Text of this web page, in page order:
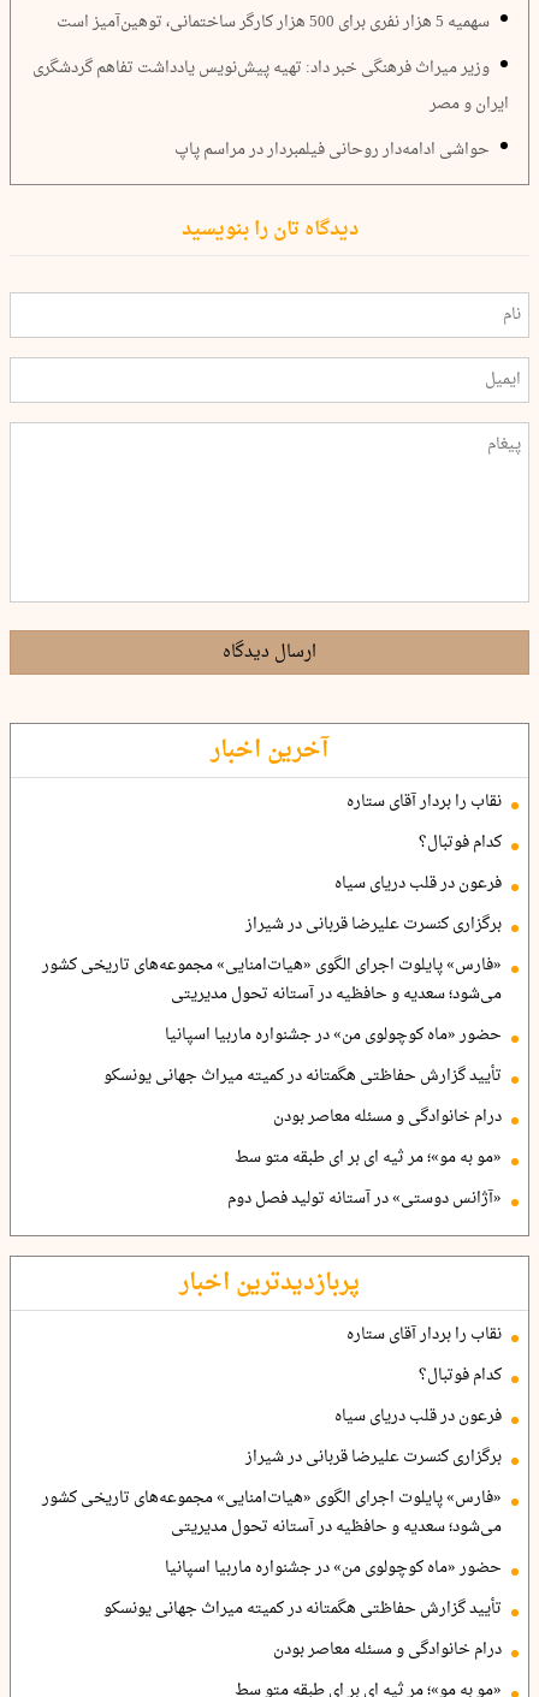
سهمیه 5 هزار نفری برای 500 هزار کارگر ساختمانی، توهین‌آمیز است
وزیر میراث‌ فرهنگی خبر داد: تهیه پیش‌نویس یادداشت تفاهم گردشگری
ایران و مصر
حواشی ادامه‌دار روحانی فیلمبردار در مراسم پاپ
دیدگاه تان را بنویسید
ارسال دیدگاه
آخرین اخبار
نقاب را بردار آقای ستاره
کدام فوتبال؟
فرعون در قلب دریای سیاه
برگزاری کنسرت علیرضا قربانی در شیراز
«فارس» پایلوت اجرای الگوی «هیات‌امنایی» مجموعه‌های تاریخی کشور
می‌شود؛ سعدیه و حافظیه در آستانه تحول مدیریتی
حضور «ماه کوچولوی من» در جشنواره ماربیا اسپانیا
تأیید گزارش حفاظتی هگمتانه در کمیته میراث جهانی یونسکو
درام خانوادگی و مسئله معاصر بودن
«مو به مو»؛ مر ثیه ای بر ای طبقه متو سط
«آژانس دوستی» در آستانه تولید فصل دوم
پربازدیدترین اخبار
نقاب را بردار آقای ستاره
کدام فوتبال؟
فرعون در قلب دریای سیاه
برگزاری کنسرت علیرضا قربانی در شیراز
«فارس» پایلوت اجرای الگوی «هیات‌امنایی» مجموعه‌های تاریخی کشور
می‌شود؛ سعدیه و حافظیه در آستانه تحول مدیریتی
حضور «ماه کوچولوی من» در جشنواره ماربیا اسپانیا
تأیید گزارش حفاظتی هگمتانه در کمیته میراث جهانی یونسکو
درام خانوادگی و مسئله معاصر بودن
«مو به مو»؛ مر ثیه ای بر ای طبقه متو سط